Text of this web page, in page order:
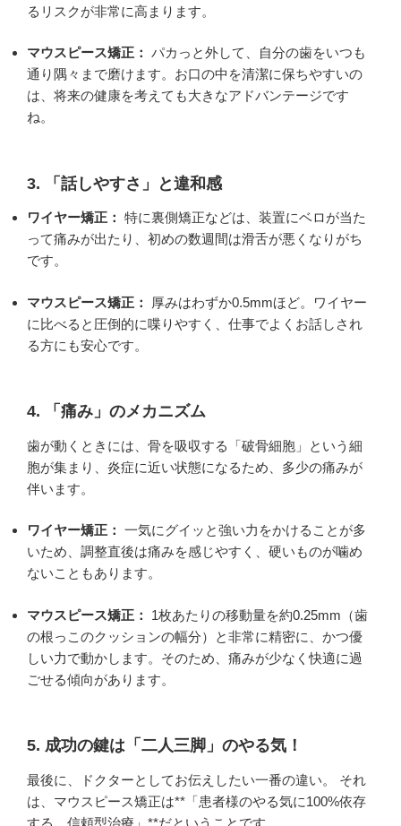
るリスクが非常に高まります。
マウスピース矯正： パカっと外して、自分の歯をいつも
通り隅々まで磨けます。お口の中を清潔に保ちやすいの
は、将来の健康を考えても大きなアドバンテージです
ね。
3. 「話しやすさ」と違和感
ワイヤー矯正： 特に裏側矯正などは、装置にベロが当た
って痛みが出たり、初めの数週間は滑舌が悪くなりがち
です。
マウスピース矯正：
厚みはわずか0.5mmほど。ワイヤー
に比べると圧倒的に喋りやすく、仕事でよくお話しされ
る方にも安心です。
4. 「痛み」のメカニズム
歯が動くときには、骨を吸収する「破骨細胞」という細
胞が集まり、炎症に近い状態になるため、多少の痛みが
伴います。
ワイヤー矯正： 一気にグイッと強い力をかけることが多
いため、調整直後は痛みを感じやすく、硬いものが噛め
ないこともあります。
マウスピース矯正：
1枚あたりの移動量を約0.25mm（歯
の根っこのクッションの幅分）と非常に精密に、かつ優
しい力で動かします。そのため、痛みが少なく快適に過
ごせる傾向があります。
5. 成功の鍵は「二人三脚」のやる気！
最後に、ドクターとしてお伝えしたい一番の違い。 それ
は、マウスピース矯正は**「患者様のやる気に100%依存
する、信頼型治療」**だということです。